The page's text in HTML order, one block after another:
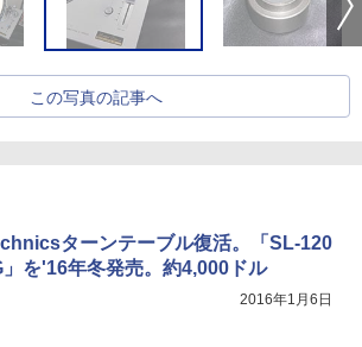
この写真の記事へ
ターンテーブル復活。「SL-120
」を'16年冬発売。約4,000ドル
2016年1月6日